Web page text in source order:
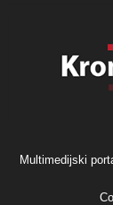
Multimedijski